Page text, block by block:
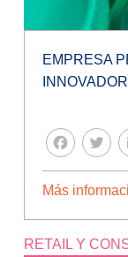
EMPRESA
Más
RETAIL Y